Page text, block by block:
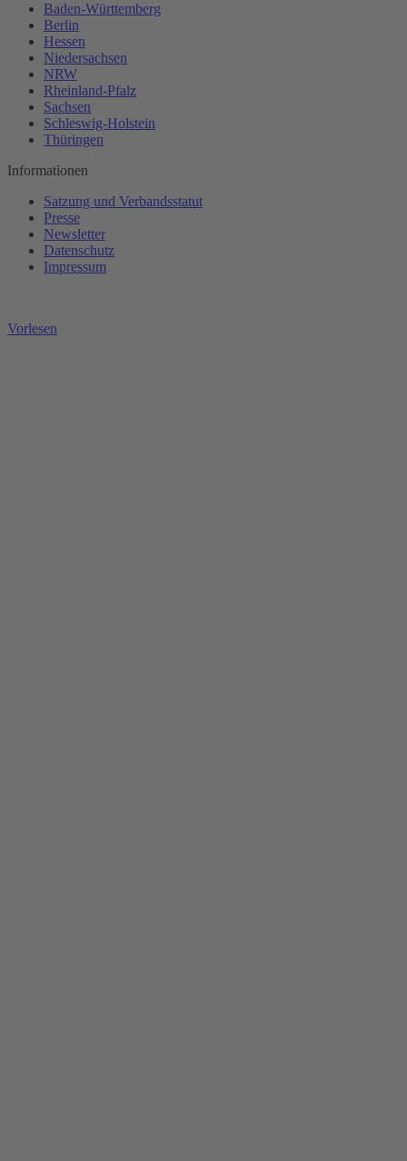
Baden-Württemberg
Berlin
Hessen
Niedersachsen
NRW
Rheinland-Pfalz
Sachsen
Schleswig-Holstein
Thüringen
Informationen
Satzung und Verbandsstatut
Presse
Newsletter
Datenschutz
Impressum
Vorlesen